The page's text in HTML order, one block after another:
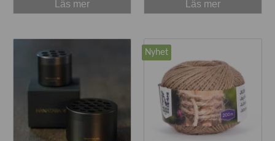
Läs mer Läs mer
Nyhet